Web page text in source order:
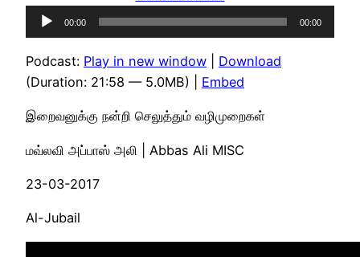
Audio
Player
00:00 00:00
Podcast: Play in new window
Download
(Duration: 21:58 — 5.0MB) | Embed
இறைவனுக்கு நன்றி செலுத்தும் வழிமுறைகள்
மவ்லவி அப்பாஸ் அலி | Abbas Ali MISC
23-03-2017
Al-Jubail